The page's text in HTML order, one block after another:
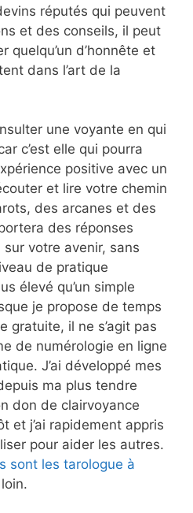
réputés qui peuvent
et des conseils, il peut
quelqu’un d’honnête et
dans l’art de la
une voyante en qui
c’est elle qui pourra
positive avec un
et lire votre chemin
des arcanes et des
des réponses
votre avenir, sans
de pratique
élevé qu’un simple
je propose de temps
gratuite, il ne s’agit pas
de numérologie en ligne
J’ai développé mes
ma plus tendre
don de clairvoyance
et j’ai rapidement appris
pour aider les autres.
sont les tarologue à